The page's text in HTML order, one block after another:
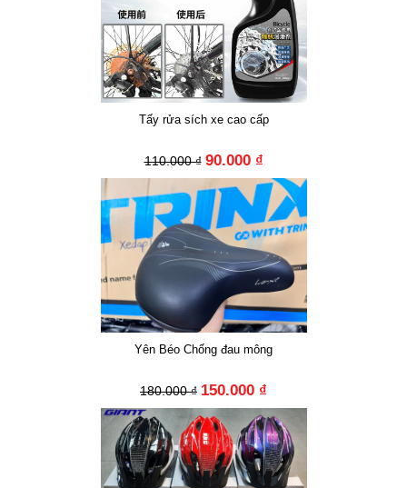
Tấy rửa sích xe cao cấp
110.000 ₫ 90.000 ₫
Yên Béo Chống đau mông
180.000 ₫ 150.000 ₫